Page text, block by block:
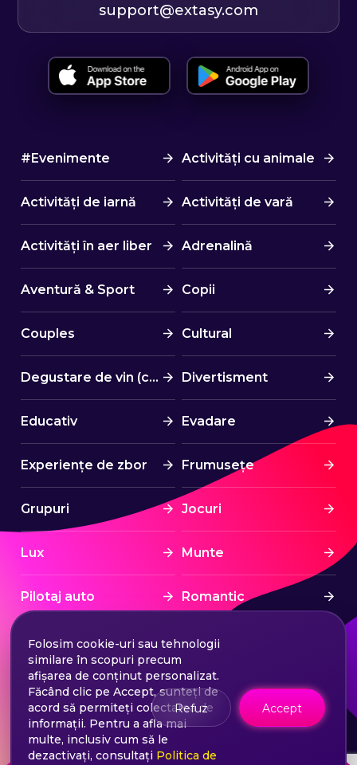
support@extasy.com
#Evenimente Activități cu animale
Activități de iarnă Activități de vară
Activități în aer liber Adrenalină
Aventură & Sport Copii
Couples Cultural
Degustare de vin (cină) Divertisment
Educativ Evadare
Experiențe de zbor Frumusețe
Grupuri Jocuri
Lux Munte
Pilotaj auto Romantic
Spa & Wellness Sport
Sporturi nautice Stress Free
Tratament Turism
Folosim cookie-uri sau tehnologii
similare în scopuri precum
afișarea de conținut personalizat.
Făcând clic pe Accept, sunteți de
acord să permiteți colectarea de
informații. Pentru a afla mai
multe, inclusiv cum să le
dezactivați, consultați Politica de
Refuz Accept